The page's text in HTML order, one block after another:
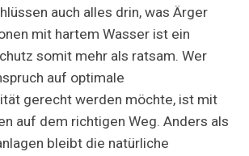
auch alles drin, was Ärger
mit hartem Wasser ist ein
somit mehr als ratsam. Wer
auf optimale
gerecht werden möchte, ist mit
auf dem richtigen Weg. Anders als
bleibt die natürliche